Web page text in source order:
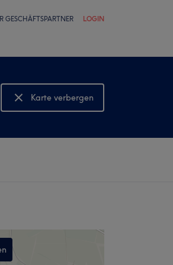
GESCHÄFTSPARTNER LOGIN
Karte verbergen
Karte anzeigen